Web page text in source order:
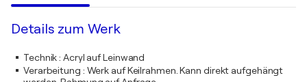
Details zum Werk
Technik:Acryl auf Leinwand
Verarbeitung : Werk auf Keilrahmen. Kann direkt aufgehängt